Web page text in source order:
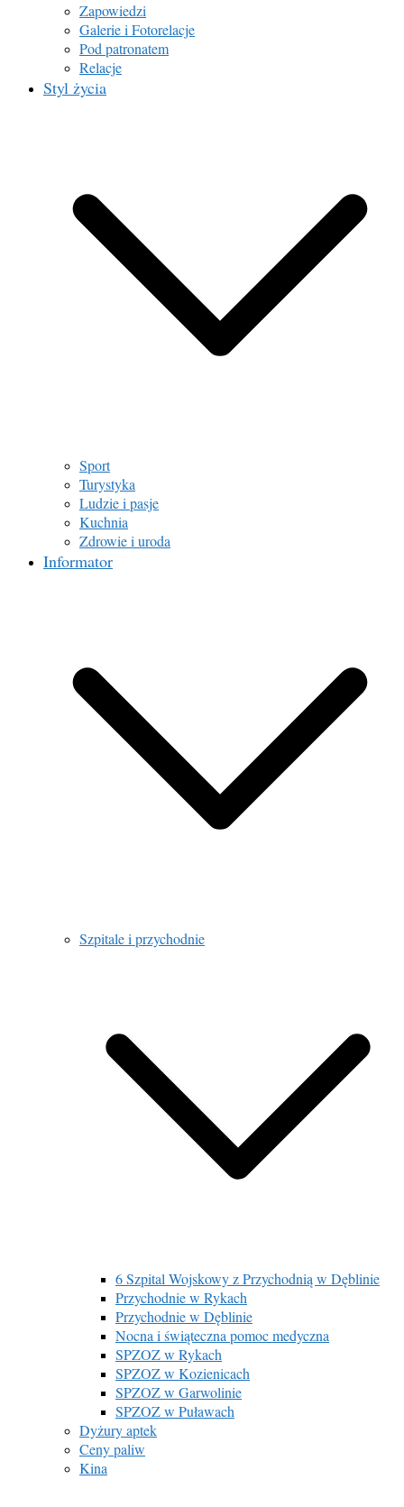
Zapowiedzi
Galerie i Fotorelacje
Pod patronatem
Relacje
Styl życia
Sport
Turystyka
Ludzie i pasje
Kuchnia
Zdrowie i uroda
Informator
Szpitale i przychodnie
6 Szpital Wojskowy z Przychodnią w Dęblinie
Przychodnie w Rykach
Przychodnie w Dęblinie
Nocna i świąteczna pomoc medyczna
SPZOZ w Rykach
SPZOZ w Kozienicach
SPZOZ w Garwolinie
SPZOZ w Puławach
Dyżury aptek
Ceny paliw
Kina